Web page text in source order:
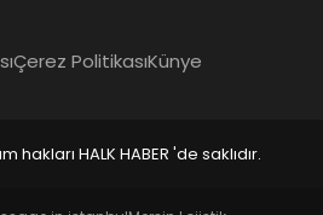
Çerez PolitikasıKünye
HALK HABER 'de saklıdır.